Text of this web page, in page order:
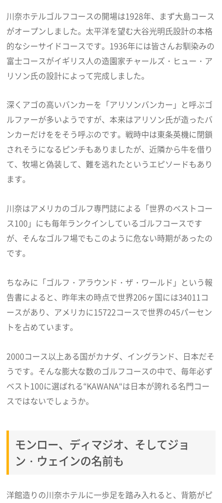
川奈ホテルゴルフコースの開場は1928年、まず大島コース
がオープンしました。太平洋を望む大谷光明氏設計の本格
的なシーサイドコースです。1936年には皆さんお馴染みの
富士コースがイギリス人の造園家チャールズ・ヒュー・ア
リソン氏の設計によって完成しました。
深くアゴの高いバンカーを「アリソンバンカー」と呼ぶゴ
ルファーが多いようですが、本来はアリソン氏が造ったバ
ンカーだけををそう呼ぶのです。戦時中は東条英機に閉鎖
されそうになるピンチもありましたが、近隣から牛を借り
て、牧場と偽装して、難を逃れたというエピソードもあり
ます。
川奈はアメリカのゴルフ専門誌による「世界のベストコー
ス100」にも毎年ランクインしているゴルフコースです
が、そんなゴルフ場でもこのように危ない時期があったの
です。
ちなみに「ゴルフ・アラウンド・ザ・ワールド」という報
告書によると、昨年末の時点で世界206ヶ国には34011コ
ースがあり、アメリカに15722コースで世界の45パーセン
トを占めています。
2000コース以上ある国がカナダ、イングランド、日本だそ
うです。そんな膨大な数のゴルフコースの中で、毎年必ず
ベスト100に選ばれる“KAWANA“は日本が誇れる名門コー
スではないでしょうか。
モンロー、ディマジオ、そしてジョ
ン・ウェインの名前も
洋館造りの川奈ホテルに一歩足を踏み入れると、背筋がピ